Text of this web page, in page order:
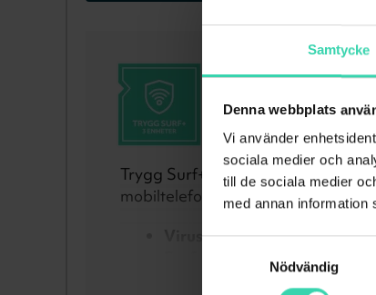
Samtycke
Denna webbplats
Vi använder
sociala medier och
till de sociala medier
med annan information
Nödvändig
Trygg Surf+
Kampanjpris på
Trygg Surf+ är en app för
mobil­telefon eller surf­platta.
Virusskydd
Ransomwareskydd